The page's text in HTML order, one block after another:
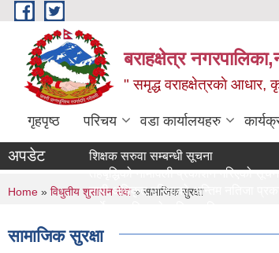
Skip to main content
बराहक्षेत्र
" समृद्ध वराहक्षेत्रकाे आधार,
गृहपृष्ठ परिचय वडा कार्यालयहरु
अपडेट
शिक्षक सरुवा सम्बन्धी सूचना
तहबृद्धिको नामावली प्रकाशन गरिएको सूचना
नापी अधिकृत परिक्षाको अन्तिम नतिजा
You are here
Home » विधुतीय शुसासन सेवा» सामाजिक सुरक्षा
सामाजिक सुरक्षा